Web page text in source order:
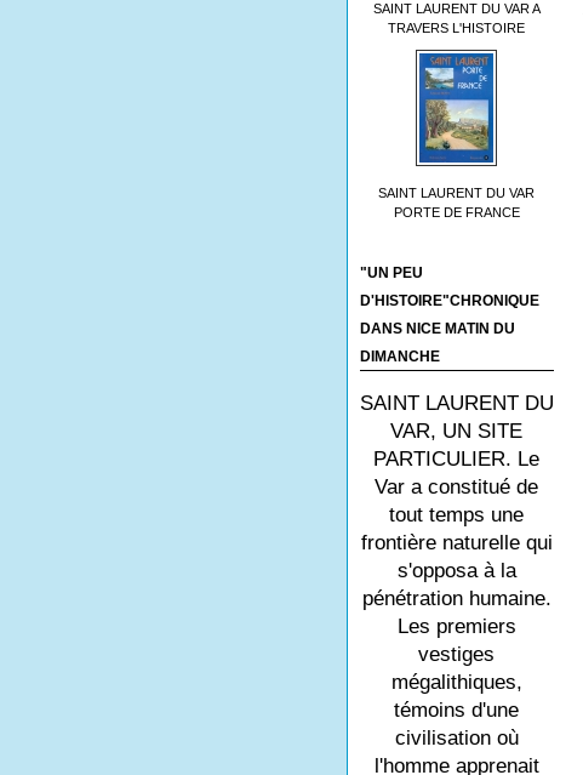
SAINT LAURENT DU VAR A
TRAVERS L'HISTOIRE
SAINT LAURENT DU VAR
PORTE DE FRANCE
"UN PEU
D'HISTOIRE"CHRONIQUE
DANS NICE MATIN DU
DIMANCHE
SAINT LAURENT DU
VAR, UN SITE
PARTICULIER. Le
Var a constitué de
tout temps une
frontière naturelle qui
s'opposa à la
pénétration humaine.
Les premiers
vestiges
mégalithiques,
témoins d'une
civilisation où
l'homme apprenait